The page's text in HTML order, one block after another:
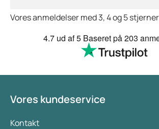
Vores anmeldelser med 3, 4 og 5 stjerner
4.7 ud af 5 Baseret på203
Vores kundeservice
Kontakt